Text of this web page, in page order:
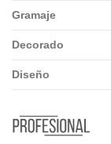
Gramaje
Decorado
Diseño